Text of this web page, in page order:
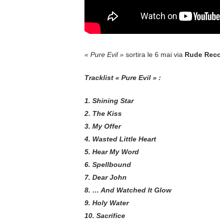
« Pure Evil » sortira le 6 mai via Rude
Tracklist « Pure Evil » :
1. Shining Star
2. The Kiss
3. My Offer
4. Wasted Little Heart
5. Hear My Word
6. Spellbound
7. Dear John
8. … And Watched It Glow
9. Holy Water
10. Sacrifice